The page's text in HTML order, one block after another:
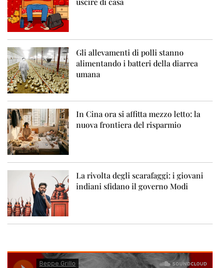
Gli allevamenti di polli stanno
alimentando i batteri della diarrea
umana
In Cina ora si affitta mezzo letto: la
nuova frontiera del risparmio
La rivolta degli scarafaggi: i giovani
indiani sfidano il governo Modi